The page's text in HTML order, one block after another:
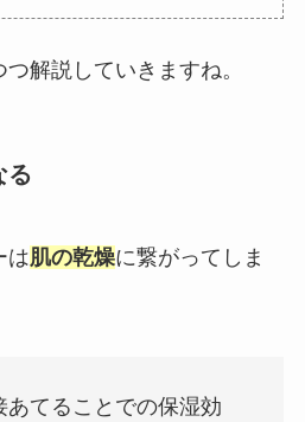
解説していきますね。
る
は肌の乾燥に繋がってしま
あてることでの保湿効